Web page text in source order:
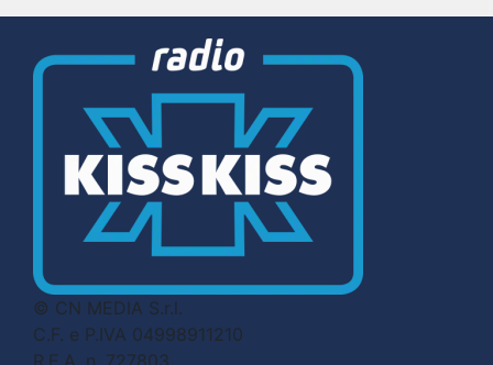
© CN MEDIA S.r.l.
C.F. e P.IVA 04998911210
R.E.A. n. 727803